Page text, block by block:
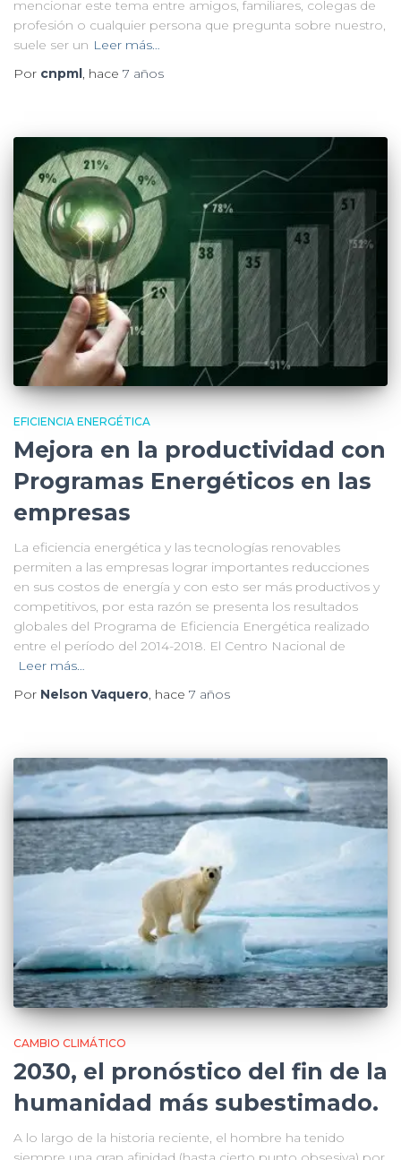
mencionar este tema entre amigos, familiares, colegas de
profesión o cualquier persona que pregunta sobre nuestro,
suele ser un Leer más…
Por cnpml, hace 7 años
EFICIENCIA ENERGÉTICA
Mejora en la productividad con
Programas Energéticos en las
empresas
La eficiencia energética y las tecnologías renovables
permiten a las empresas lograr importantes reducciones
en sus costos de energía y con esto ser más productivos y
competitivos, por esta razón se presenta los resultados
globales del Programa de Eficiencia Energética realizado
entre el período del 2014-2018. El Centro Nacional de
Leer más…
Por Nelson Vaquero, hace 7 años
CAMBIO CLIMÁTICO
2030, el pronóstico del fin de la
humanidad más subestimado.
A lo largo de la historia reciente, el hombre ha tenido